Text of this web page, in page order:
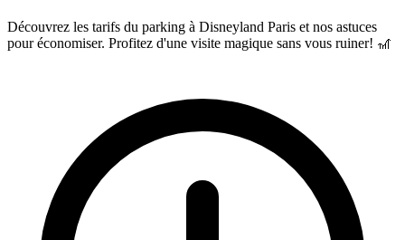
Découvrez les tarifs du parking à Disneyland Paris et nos astuces
pour économiser. Profitez d'une visite magique sans vous ruiner! 🎢